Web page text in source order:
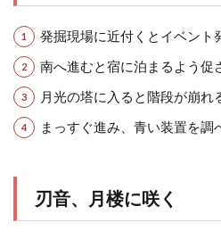
発掘現場に近付くとイベント
南へ進むと宿に泊まるよう促
月光の塔に入ると階段が崩れ
まっすぐ進み、青い装置を調
刃音、月楼に咲く